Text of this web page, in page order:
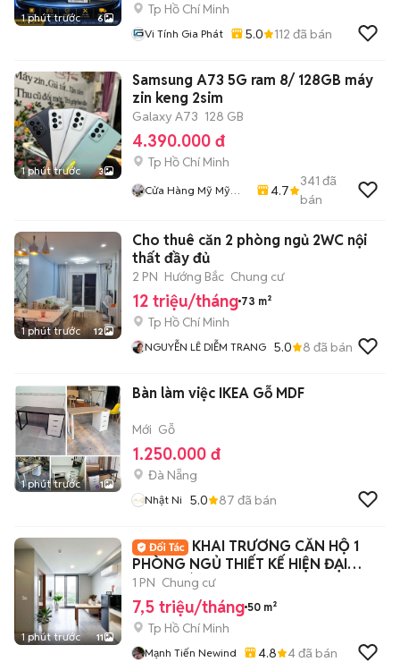
1 phút trước 6
Tp Hồ Chí Minh
Vi Tính Gia Phát 5.0 112 đã bán
1 phút trước 3
Samsung A73 5G ram 8/ 128GB máy
zin keng 2sim
Galaxy A73 128 GB
4.390.000 đ
Tp Hồ Chí Minh
Cửa Hàng Mỹ Mỹ
4.7
341 đã
bán
1 phút trước 12
Cho thuê căn 2 phòng ngủ 2WC nội
thất đầy đủ
2 PN Hướng Bắc Chung cư
12 triệu/tháng 73 m²
Tp Hồ Chí Minh
NGUYỄN LÊ DIỄM TRANG 5.0 8 đã bán
1 phút trước 1
Bàn làm việc IKEA Gỗ MDF
Mới Gỗ
1.250.000 đ
Đà Nẵng
Nhật Ni 5.0 87 đã bán
1 phút trước 11
KHAI TRƯƠNG CĂN HỘ 1
PHÒNG NGỦ THIẾT KẾ HIỆN ĐẠI
NGAY SÁT LOTTE QUẬN 7
1 PN Chung cư
7,5 triệu/tháng 50 m²
Tp Hồ Chí Minh
Mạnh Tiến Newind 4.8 4đã bán